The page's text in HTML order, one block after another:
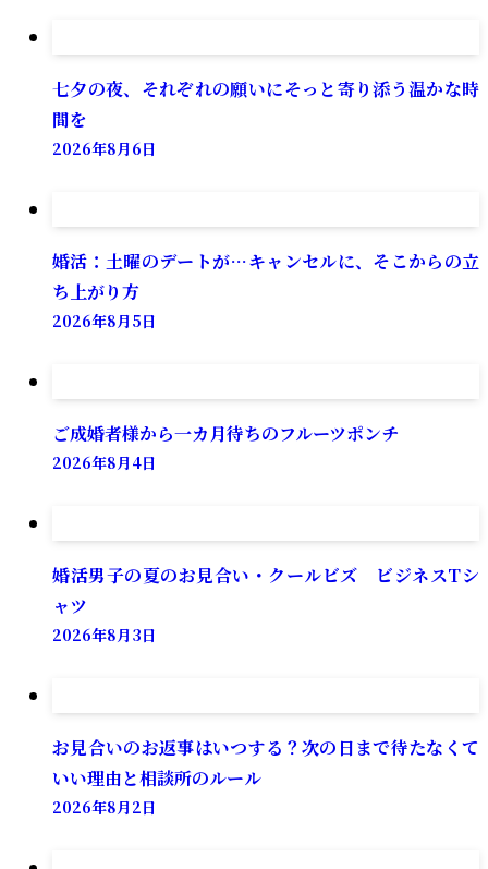
七夕の夜、それぞれの願いにそっと寄り添う温かな時
間を
2026年8月6日
婚活：土曜のデートが…キャンセルに、そこからの立
ち上がり方
2026年8月5日
ご成婚者様から一カ月待ちのフルーツポンチ
2026年8月4日
婚活男子の夏のお見合い・クールビズ ビジネスTシ
ャツ
2026年8月3日
お見合いのお返事はいつする？次の日まで待たなくて
いい理由と相談所のルール
2026年8月2日